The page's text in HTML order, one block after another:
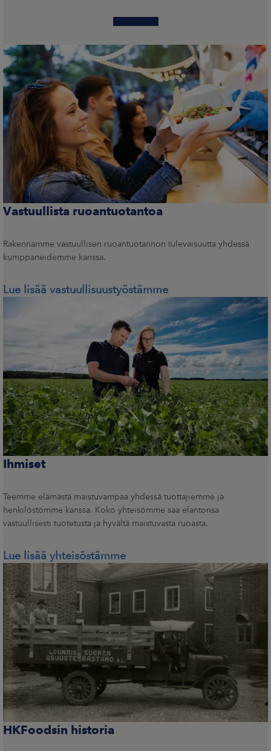
Vastuullista ruoantuotantoa
Rakennamme vastuullisen ruoantuotannon tulevaisuutta yhdessä
kumppaneidemme kanssa.
Lue lisää vastuullisuustyöstämme
Ihmiset
Teemme elämästä maistuvampaa yhdessä tuottajiemme ja
henkilöstömme kanssa. Koko yhteisömme saa elantonsa
vastuullisesti tuotetusta ja hyvältä maistuvasta ruoasta.
Lue lisää yhteisöstämme
HKFoodsin historia